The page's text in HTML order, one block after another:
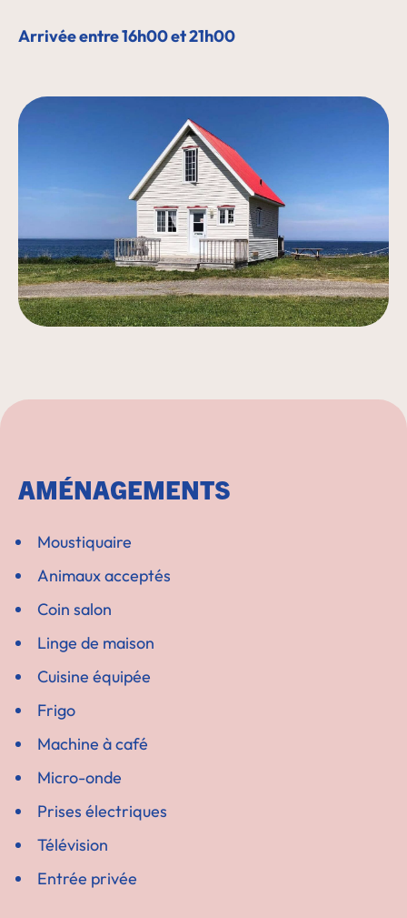
Arrivée entre 16h00 et 21h00
AMÉNAGEMENTS
Moustiquaire
Animaux acceptés
Coin salon
Linge de maison
Cuisine équipée
Frigo
Machine à café
Micro-onde
Prises électriques
Télévision
Entrée privée